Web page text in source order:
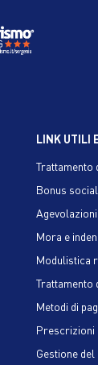
LINK UTILI
Trattamento
Bonus
Agevolazioni
Mora e
Modulistica
Trattamento
Metodi di
Prescrizioni
Gestione